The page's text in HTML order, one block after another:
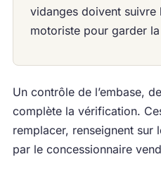
vidanges doivent suivre
motoriste pour garder
Un contrôle de l’embase,
complète la vérification.
remplacer, renseignent sur
par le concessionnaire